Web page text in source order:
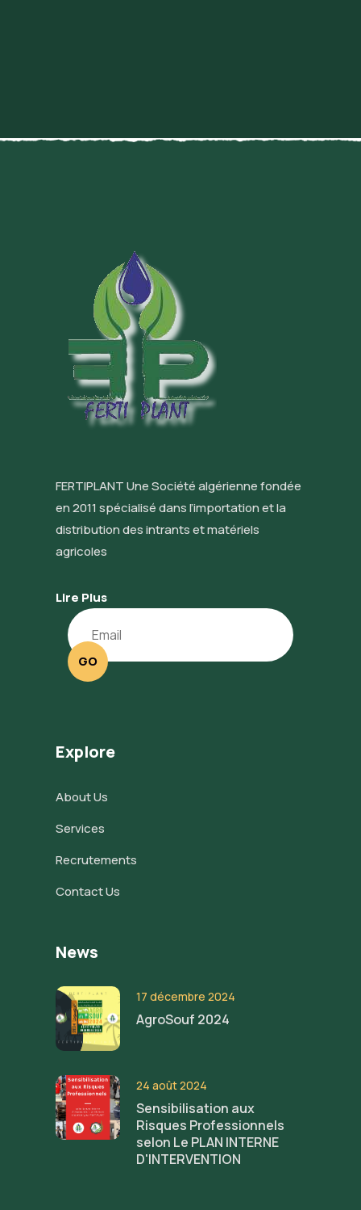
FERTIPLANT Une Société algérienne fondée
en 2011 spécialisé dans l’importation et la
distribution des intrants et matériels
agricoles
Lire Plus
GO
Explore
About Us
Services
Recrutements
Contact Us
News
17 décembre 2024
AgroSouf 2024
24 août 2024
Sensibilisation aux
Risques Professionnels
selon Le PLAN INTERNE
D'INTERVENTION